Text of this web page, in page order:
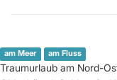
am Meer am Fluss
Traumurlaub am Nord-